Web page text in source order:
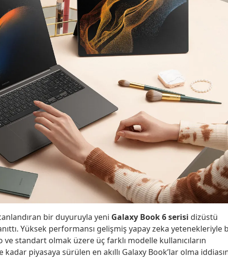
bir duyuruyla yeni Galaxy Book 6 serisi dizüstü
Yüksek performansı gelişmiş yapay zeka yetenekleriyle
standart olmak üzere üç farklı modelle kullanıcıların
kadar piyasaya sürülen en akıllı Galaxy Book’lar olma